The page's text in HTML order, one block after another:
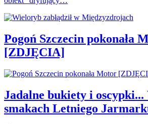
Pogoń Szczecin pokonała
[ZDJĘCIA]
Jadalne bukiety i oscypki...
smakach Letniego